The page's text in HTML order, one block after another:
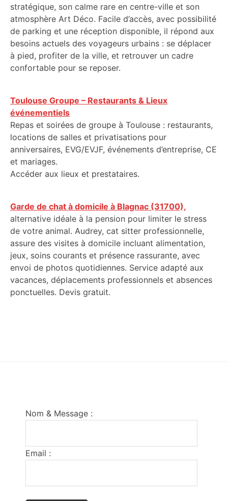
stratégique, son calme rare en centre-ville et son
atmosphère Art Déco. Facile d’accès, avec possibilité
de parking et une réception disponible, il répond aux
besoins actuels des voyageurs urbains : se déplacer
à pied, profiter de la ville, et retrouver un cadre
confortable pour se reposer.
Toulouse Groupe – Restaurants & Lieux
événementiels
Repas et soirées de groupe à Toulouse : restaurants,
locations de salles et privatisations pour
anniversaires, EVG/EVJF, événements d’entreprise, CE
et mariages.
Accéder aux lieux et prestataires.
Garde de chat à domicile à Blagnac (31700),
alternative idéale à la pension pour limiter le stress
de votre animal. Audrey, cat sitter professionnelle,
assure des visites à domicile incluant alimentation,
jeux, soins courants et présence rassurante, avec
envoi de photos quotidiennes. Service adapté aux
vacances, déplacements professionnels et absences
ponctuelles. Devis gratuit.
Nom & Message :
Email :